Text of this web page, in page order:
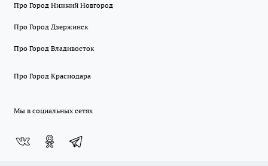
Про Город Нижний Новгород
Про Город Дзержинск
Про Город Владивосток
Про Город Краснодара
Мы в социальных сетях